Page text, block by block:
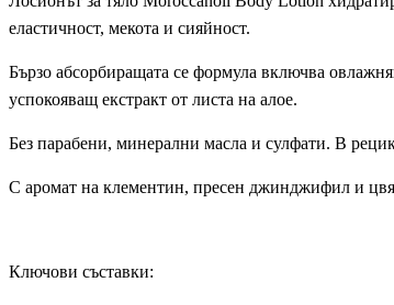
еластичност, мекота и сияйност.
Бързо абсорбиращата се формула включва
успокояващ екстракт от листа на алое.
Без парабени, минерални масла и сулфати. В
С аромат на клементин, пресен джинджифил и
Ключови съставки: